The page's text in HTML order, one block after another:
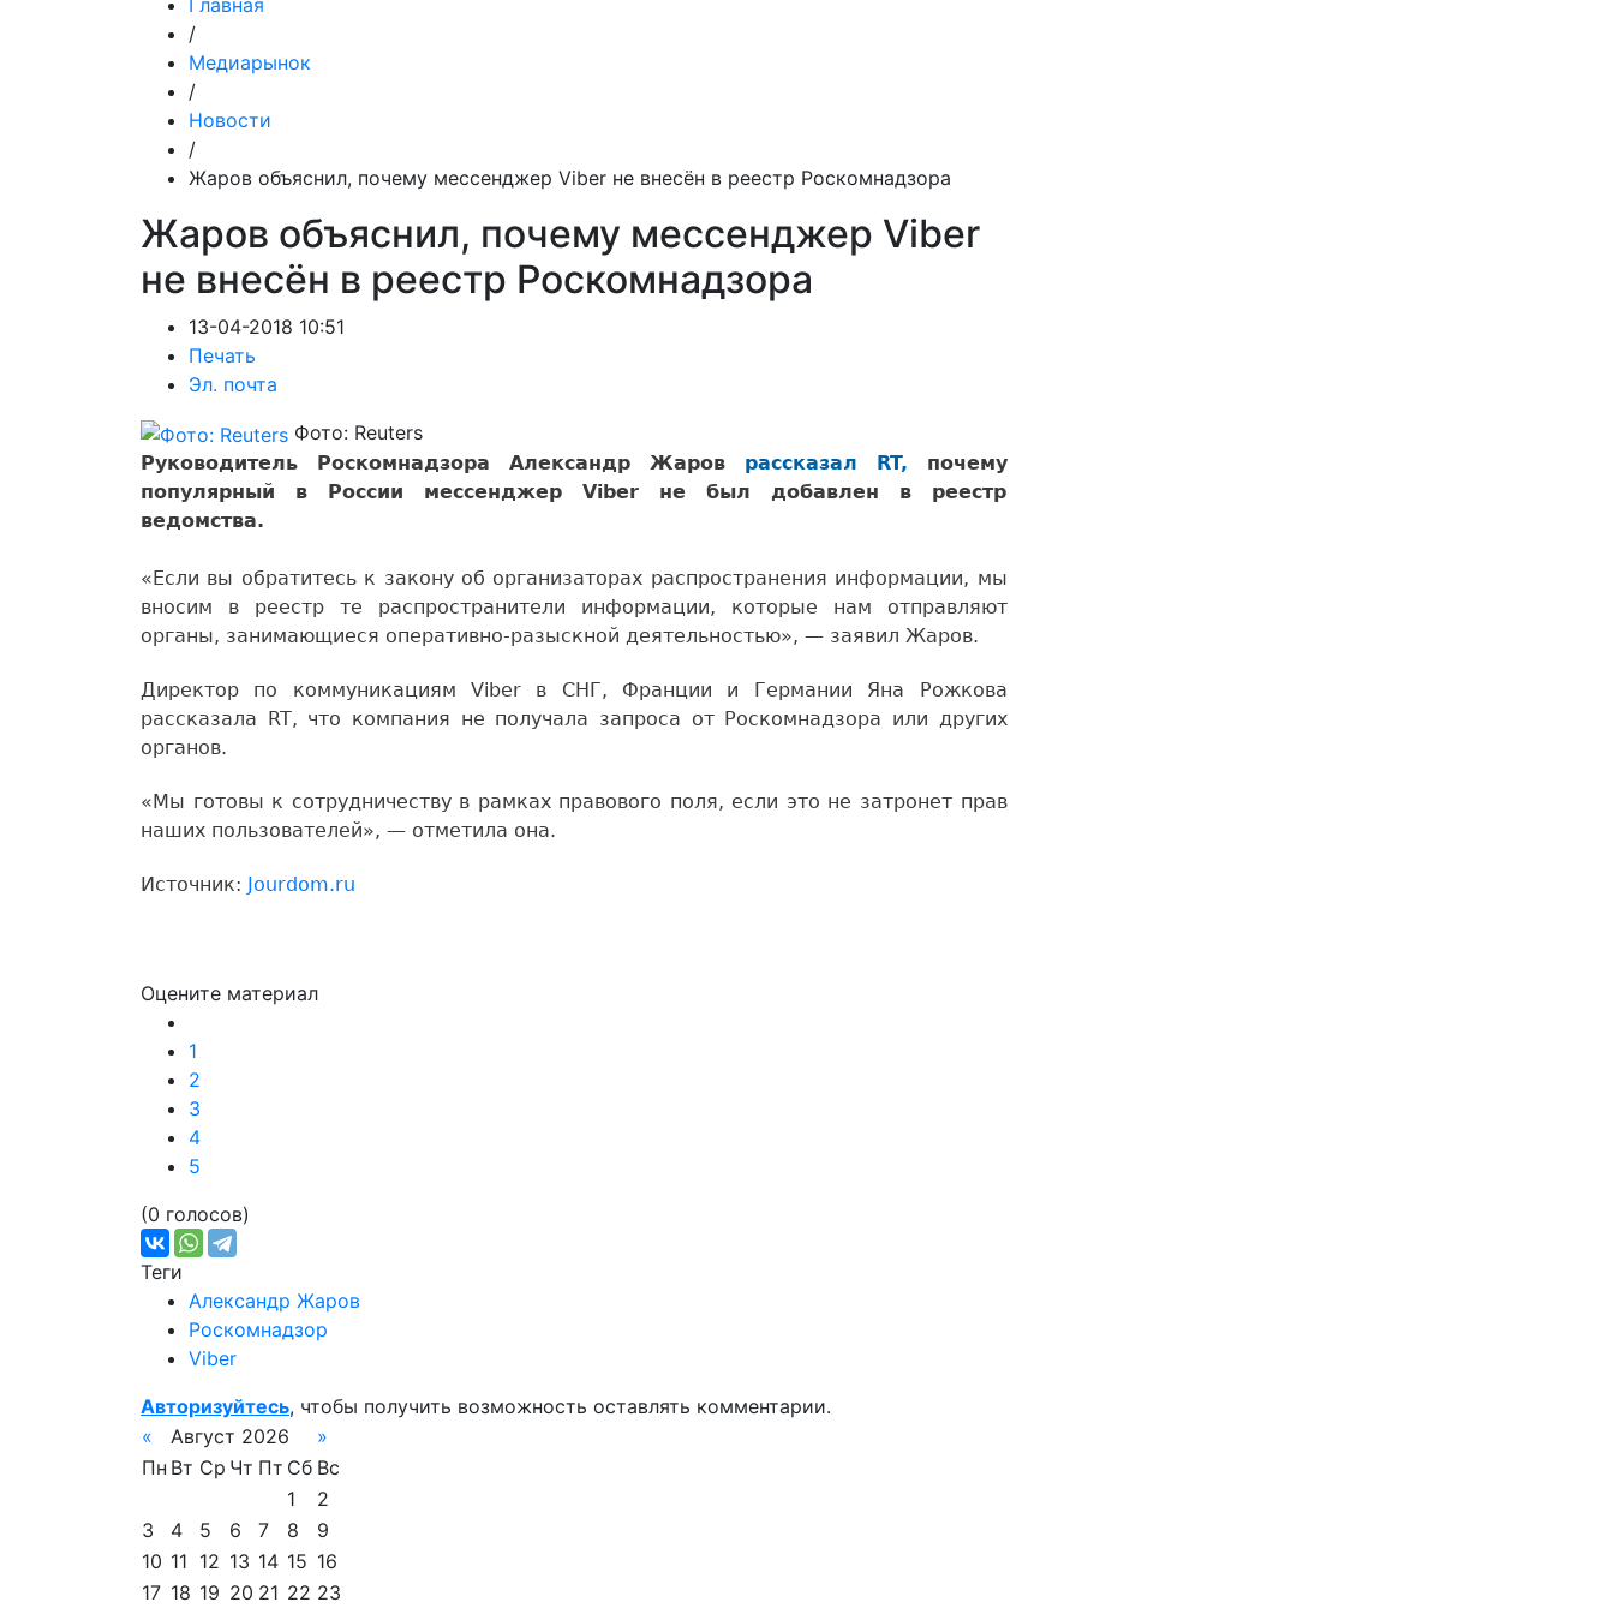
Главная
/
Медиарынок
/
Новости
/
Жаров объяснил, почему мессенджер Viber не внесён в реестр Роскомнадзора
Жаров объяснил, почему мессенджер Viber
не внесён в реестр Роскомнадзора
13-04-2018 10:51
Печать
Эл. почта
Фото: Reuters
Руководитель Роскомнадзора Александр Жаров рассказал RT, почему
популярный в России мессенджер Viber не был добавлен в реестр
ведомства.
«Если вы обратитесь к закону об организаторах распространения информации, мы
вносим в реестр те распространители информации, которые нам отправляют
органы, занимающиеся оперативно-разыскной деятельностью», — заявил Жаров.
Директор по коммуникациям Viber в СНГ, Франции и Германии Яна Рожкова
рассказала RT, что компания не получала запроса от Роскомнадзора или других
органов.
«Мы готовы к сотрудничеству в рамках правового поля, если это не затронет прав
наших пользователей», — отметила она.
Источник: Jourdom.ru
Оцените материал
1
2
3
4
5
(0 голосов)
Теги
Александр Жаров
Роскомнадзор
Viber
Авторизуйтесь, чтобы получить возможность оставлять комментарии.
«
Август 2026
»
Пн Вт Ср Чт Пт Сб Вс
1
2
3
4 5 6 7 8
9
10 11 12 13 14 15 16
17 18 19 20 21 22 23